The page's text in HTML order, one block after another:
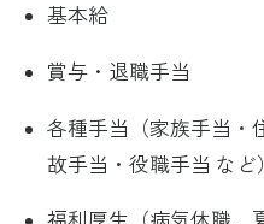
基本給
賞与・退職手当
各種手当（家族手当・
故手当・役職手当 など）